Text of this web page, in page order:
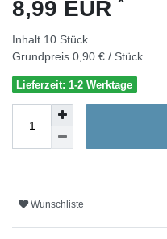
8,99 EUR
Inhalt 10 Stück
Grundpreis 0,90 € / Stück
Lieferzeit: 1-2 Werktage
Wunschliste